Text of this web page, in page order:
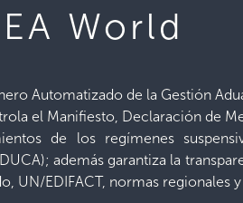
World
Automatizado de la Gestión
el Manifiesto, Declaración de
de los regímenes
además garantiza la
UN/EDIFACT, normas